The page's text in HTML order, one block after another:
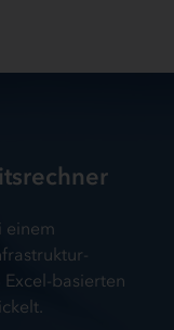
einem
basierten